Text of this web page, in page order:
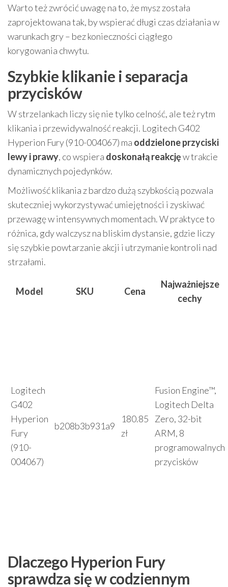
Warto też zwrócić uwagę na to, że mysz została
zaprojektowana tak, by wspierać długi czas działania w
warunkach gry – bez konieczności ciągłego
korygowania chwytu.
Szybkie klikanie i separacja
przycisków
W strzelankach liczy się nie tylko celność, ale też rytm
klikania i przewidywalność reakcji. Logitech G402
Hyperion Fury (910-004067) ma oddzielone przyciski
lewy i prawy, co wspiera doskonałą reakcjęw trakcie
dynamicznych pojedynków.
Możliwość klikania z bardzo dużą szybkością pozwala
skuteczniej wykorzystywać umiejętności i zyskiwać
przewagę w intensywnych momentach. W praktyce to
różnica, gdy walczysz na bliskim dystansie, gdzie liczy
się szybkie powtarzanie akcji i utrzymanie kontroli nad
strzałami.
Model SKU Cena
Najważniejsze
cechy
Logitech
G402
Hyperion
Fury
(910-
004067)
b208b3b931a9
180.85
zł
Fusion Engine™,
Logitech Delta
Zero, 32-bit
ARM, 8
programowalnych
przycisków
Dlaczego Hyperion Fury
sprawdza się w codziennym